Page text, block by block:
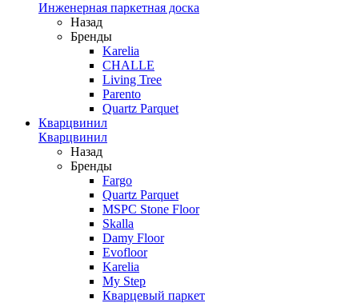
Инженерная паркетная доска
Назад
Бренды
Karelia
CHALLE
Living Tree
Parento
Quartz Parquet
Кварцвинил
Кварцвинил
Назад
Бренды
Fargo
Quartz Parquet
MSPC Stone Floor
Skalla
Damy Floor
Evofloor
Karelia
My Step
Кварцевый паркет